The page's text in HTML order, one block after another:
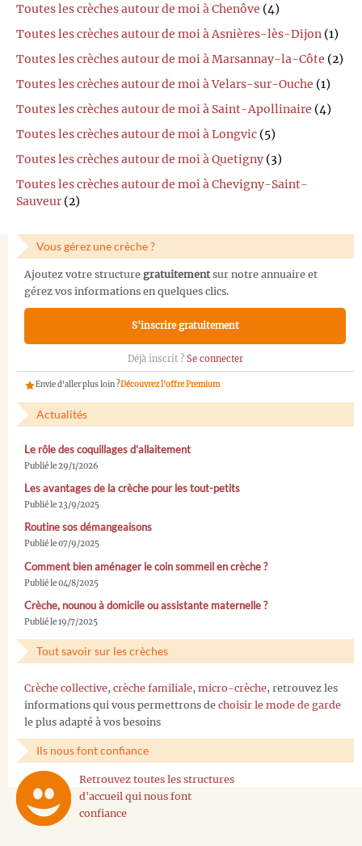
Toutes les crèches autour de moi à Chenôve (4)
Toutes les crèches autour de moi à Asnières-lès-Dijon (1)
Toutes les crèches autour de moi à Marsannay-la-Côte (2)
Toutes les crèches autour de moi à Velars-sur-Ouche (1)
Toutes les crèches autour de moi à Saint-Apollinaire (4)
Toutes les crèches autour de moi à Longvic (5)
Toutes les crèches autour de moi à Quetigny (3)
Toutes les crèches autour de moi à Chevigny-Saint-
Sauveur (2)
Vous gérez une crèche ?
Ajoutez votre structure gratuitementsur notre annuaire et
gérez vos informations en quelques clics.
S'inscrire gratuitement
Déjà inscrit ? Se connecter
Envie d'aller plus loin ?Découvrez l'offre Premium
Actualités
Le rôle des coquillages d’allaitement
Publié le 29/1/2026
Les avantages de la crèche pour les tout-petits
Publié le 23/9/2025
Routine sos démangeaisons
Publié le 07/9/2025
Comment bien aménager le coin sommeil en crèche ?
Publié le 04/8/2025
Crèche, nounou à domicile ou assistante maternelle ?
Publié le 19/7/2025
Tout savoir sur les crèches
Crèche collective, crèche familiale, micro-crèche, retrouvez les
informations qui vous permettrons de choisir le mode de garde
le plus adapté à vos besoins
Ils nous font confiance
Retrouvez toutes les structures
d'accueil qui nous font
confiance